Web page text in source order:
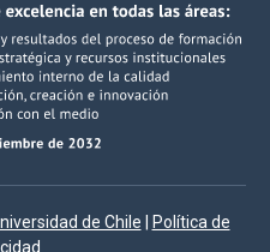
de Chile
Política de